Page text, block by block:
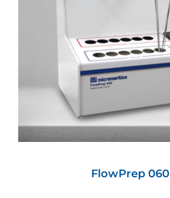
FlowPrep 060